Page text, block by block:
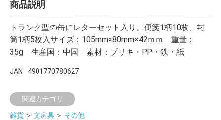
商品説明
トランク型の缶にレターセット入り。便箋1柄10枚、封
筒1柄5枚入サイズ：105mm×80mm×42ｍｍ 重量：
35g 生産国：中国 素材：ブリキ・PP・鉄・紙
JAN 4901770780627
関連カテゴリ
雑貨 ＞ 文房具 ＞ その他
イラストレ
アダルトグ